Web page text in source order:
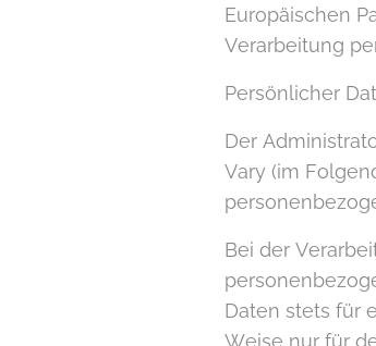
Europäischen
Verarbeitung
Persönlicher
Der
Vary (im
Bei der
Daten stets für
Weise nur für